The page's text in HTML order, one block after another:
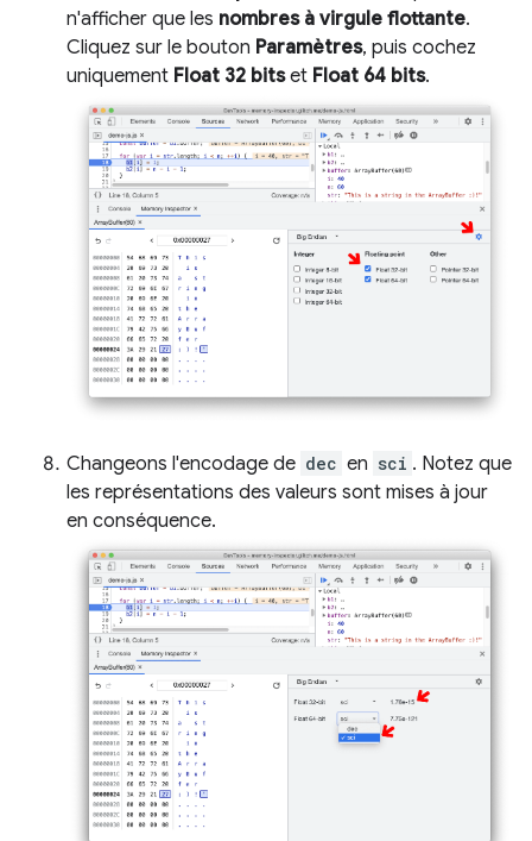
n'afficher que les nombres à virgule flottante.
Cliquez sur le bouton Paramètres, puis cochez
uniquement Float 32 bitset Float 64 bits.
Changeons l'encodage de dec en sci . Notez que
les représentations des valeurs sont mises à jour
en conséquence.